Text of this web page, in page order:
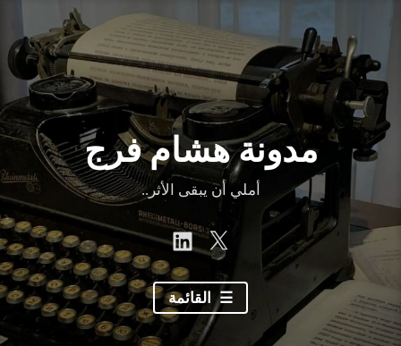
المحتوى
مدونة هشام فرج
أملي أن يبقى الأثر..
Twitter
linkedin